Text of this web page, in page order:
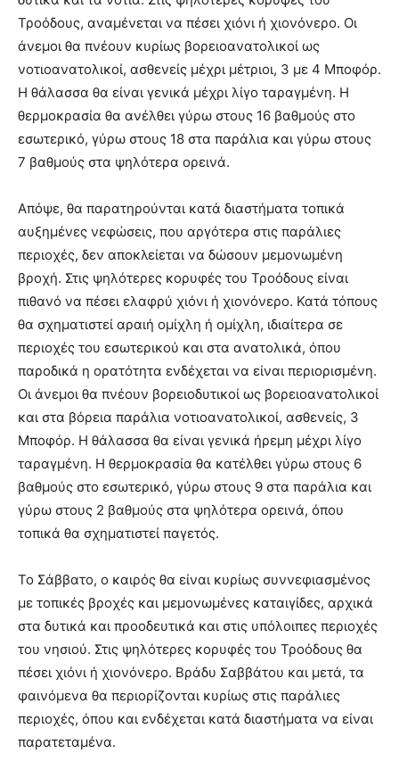
Τροόδους, αναμένεται να πέσει χιόνι ή χιονόνερο. Οι
άνεμοι θα πνέουν κυρίως βορειοανατολικοί ως
νοτιοανατολικοί, ασθενείς μέχρι μέτριοι, 3 με 4 Μποφόρ.
Η θάλασσα θα είναι γενικά μέχρι λίγο ταραγμένη. Η
θερμοκρασία θα ανέλθει γύρω στους 16 βαθμούς στο
εσωτερικό, γύρω στους 18 στα παράλια και γύρω στους
7 βαθμούς στα ψηλότερα ορεινά.
Απόψε, θα παρατηρούνται κατά διαστήματα τοπικά
αυξημένες νεφώσεις, που αργότερα στις παράλιες
περιοχές, δεν αποκλείεται να δώσουν μεμονωμένη
βροχή. Στις ψηλότερες κορυφές του Τροόδους είναι
πιθανό να πέσει ελαφρύ χιόνι ή χιονόνερο. Κατά τόπους
θα σχηματιστεί αραιή ομίχλη ή ομίχλη, ιδιαίτερα σε
περιοχές του εσωτερικού και στα ανατολικά, όπου
παροδικά η ορατότητα ενδέχεται να είναι περιορισμένη.
Οι άνεμοι θα πνέουν βορειοδυτικοί ως βορειοανατολικοί
και στα βόρεια παράλια νοτιοανατολικοί, ασθενείς, 3
Μποφόρ. Η θάλασσα θα είναι γενικά ήρεμη μέχρι λίγο
ταραγμένη. Η θερμοκρασία θα κατέλθει γύρω στους 6
βαθμούς στο εσωτερικό, γύρω στους 9 στα παράλια και
γύρω στους 2 βαθμούς στα ψηλότερα ορεινά, όπου
τοπικά θα σχηματιστεί παγετός.
Το Σάββατο, ο καιρός θα είναι κυρίως συννεφιασμένος
με τοπικές βροχές και μεμονωμένες καταιγίδες, αρχικά
στα δυτικά και προοδευτικά και στις υπόλοιπες περιοχές
του νησιού. Στις ψηλότερες κορυφές του Τροόδους θα
πέσει χιόνι ή χιονόνερο. Βράδυ Σαββάτου και μετά, τα
φαινόμενα θα περιορίζονται κυρίως στις παράλιες
περιοχές, όπου και ενδέχεται κατά διαστήματα να είναι
παρατεταμένα.